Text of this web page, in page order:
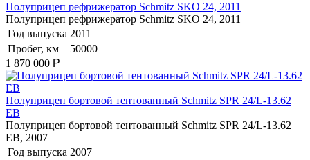
Полуприцеп рефрижератор Schmitz SKO 24, 2011
Полуприцеп рефрижератор Schmitz SKO 24, 2011
Год выпуска 2011
Пробег, км
50000
1 870 000 Р
Полуприцеп бортовой тентованный Schmitz SPR 24/L-13.62
EB
Полуприцеп бортовой тентованный Schmitz SPR 24/L-13.62
EB, 2007
Год выпуска 2007